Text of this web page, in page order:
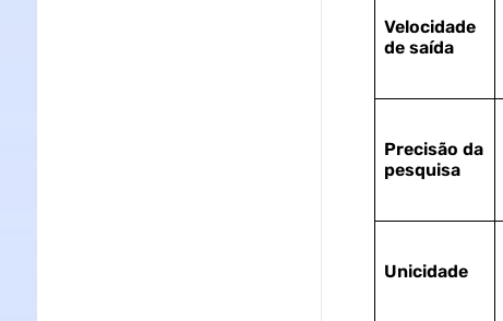
Velocidade
de saída
Precisão da
pesquisa
Unicidade